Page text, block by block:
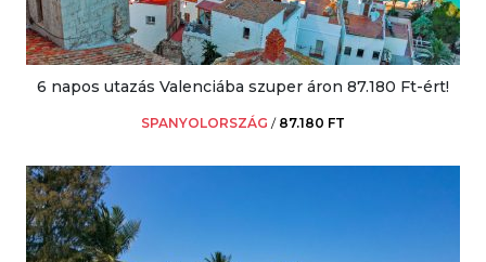
6 napos utazás Valenciába szuper áron 87.180 Ft-ért!
SPANYOLORSZÁG / 87.180 FT